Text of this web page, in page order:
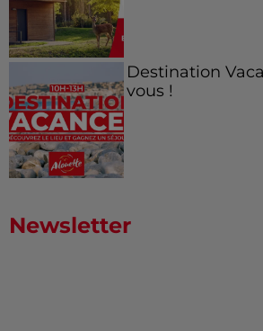
Destination
vous !
Newsletter